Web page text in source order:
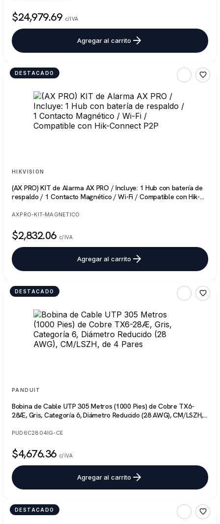
$24,979.69 c/IVA
Agregar al carrito
DESTACADO
HIKVISION
(AX PRO) KIT de Alarma AX PRO / Incluye: 1 Hub con batería de
respaldo / 1 Contacto Magnético / Wi-Fi / Compatible con Hik-
AXPRO-KIT-MAGNETICO
$2,832.06 c/IVA
Agregar al carrito
DESTACADO
PANDUIT
Bobina de Cable UTP 305 Metros (1000 Pies) de Cobre TX6-
28Æ, Gris, Categoría 6, Diámetro Reducido (28 AWG), CM/LSZH,
PUD6C2804IG-CE
$4,676.36 c/IVA
Agregar al carrito
DESTACADO